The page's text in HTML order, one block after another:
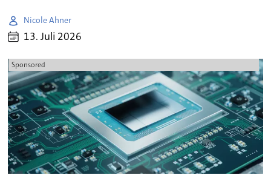
Nicole Ahner
13. Juli 2026
Sponsored